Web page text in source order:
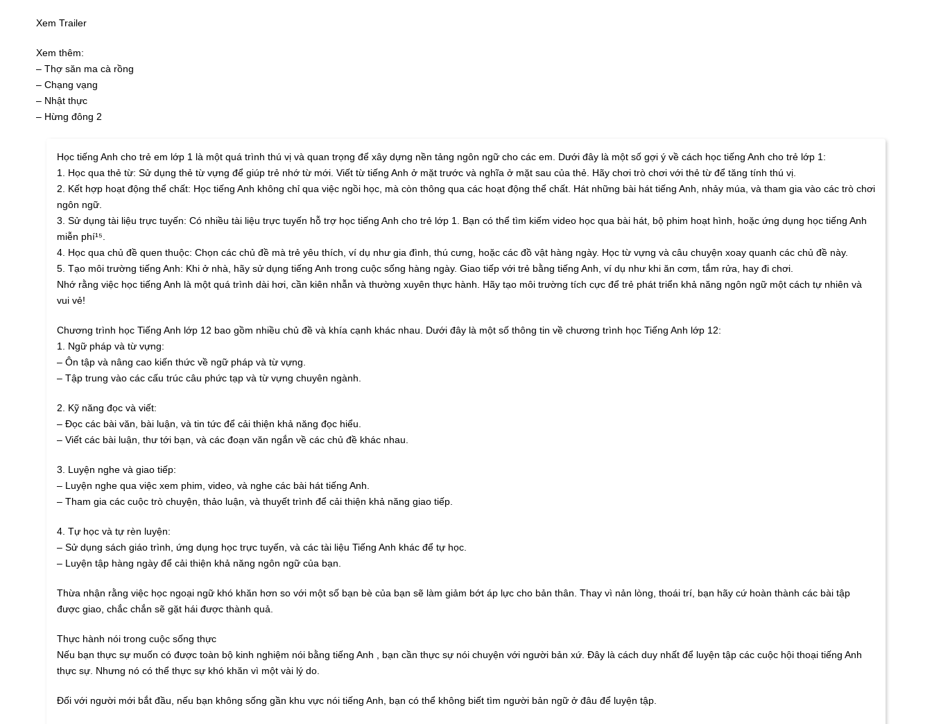
Xem Trailer
Xem thêm:
– Thợ săn ma cà rồng
– Chạng vạng
– Nhật thực
– Hừng đông 2
Học tiếng Anh cho trẻ em lớp 1 là một quá trình thú vị và quan trọng để xây dựng nền tảng ngôn ngữ cho các em. Dưới đây là một số gợi ý về cách học tiếng Anh cho trẻ lớp 1:
1. Học qua thẻ từ: Sử dụng thẻ từ vựng để giúp trẻ nhớ từ mới. Viết từ tiếng Anh ở mặt trước và nghĩa ở mặt sau của thẻ. Hãy chơi trò chơi với thẻ từ để tăng tính thú vị.
2. Kết hợp hoạt động thể chất: Học tiếng Anh không chỉ qua việc ngồi học, mà còn thông qua các hoạt động thể chất. Hát những bài hát tiếng Anh, nhảy múa, và tham gia vào các trò chơi
ngôn ngữ.
3. Sử dụng tài liệu trực tuyến: Có nhiều tài liệu trực tuyến hỗ trợ học tiếng Anh cho trẻ lớp 1. Bạn có thể tìm kiếm video học qua bài hát, bộ phim hoạt hình, hoặc ứng dụng học tiếng Anh
miễn phí¹⁵.
4. Học qua chủ đề quen thuộc: Chọn các chủ đề mà trẻ yêu thích, ví dụ như gia đình, thú cưng, hoặc các đồ vật hàng ngày. Học từ vựng và câu chuyện xoay quanh các chủ đề này.
5. Tạo môi trường tiếng Anh: Khi ở nhà, hãy sử dụng tiếng Anh trong cuộc sống hàng ngày. Giao tiếp với trẻ bằng tiếng Anh, ví dụ như khi ăn cơm, tắm rửa, hay đi chơi.
Nhớ rằng việc học tiếng Anh là một quá trình dài hơi, cần kiên nhẫn và thường xuyên thực hành. Hãy tạo môi trường tích cực để trẻ phát triển khả năng ngôn ngữ một cách tự nhiên và
vui vẻ!
Chương trình học Tiếng Anh lớp 12 bao gồm nhiều chủ đề và khía cạnh khác nhau. Dưới đây là một số thông tin về chương trình học Tiếng Anh lớp 12:
1. Ngữ pháp và từ vựng:
– Ôn tập và nâng cao kiến thức về ngữ pháp và từ vựng.
– Tập trung vào các cấu trúc câu phức tạp và từ vựng chuyên ngành.
2. Kỹ năng đọc và viết:
– Đọc các bài văn, bài luận, và tin tức để cải thiện khả năng đọc hiểu.
– Viết các bài luận, thư tới bạn, và các đoạn văn ngắn về các chủ đề khác nhau.
3. Luyện nghe và giao tiếp:
– Luyện nghe qua việc xem phim, video, và nghe các bài hát tiếng Anh.
– Tham gia các cuộc trò chuyện, thảo luận, và thuyết trình để cải thiện khả năng giao tiếp.
4. Tự học và tự rèn luyện:
– Sử dụng sách giáo trình, ứng dụng học trực tuyến, và các tài liệu Tiếng Anh khác để tự học.
– Luyện tập hàng ngày để cải thiện khả năng ngôn ngữ của bạn.
Thừa nhận rằng việc học ngoại ngữ khó khăn hơn so với một số bạn bè của bạn sẽ làm giảm bớt áp lực cho bản thân. Thay vì nản lòng, thoái trí, bạn hãy cứ hoàn thành các bài tập
được giao, chắc chắn sẽ gặt hái được thành quả.
Thực hành nói trong cuộc sống thực
Nếu bạn thực sự muốn có được toàn bộ kinh nghiệm nói bằng tiếng Anh , bạn cần thực sự nói chuyện với người bản xứ. Đây là cách duy nhất để luyện tập các cuộc hội thoại tiếng Anh
thực sự. Nhưng nó có thể thực sự khó khăn vì một vài lý do.
Đối với người mới bắt đầu, nếu bạn không sống gần khu vực nói tiếng Anh, bạn có thể không biết tìm người bản ngữ ở đâu để luyện tập.